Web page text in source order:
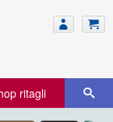
ritagli